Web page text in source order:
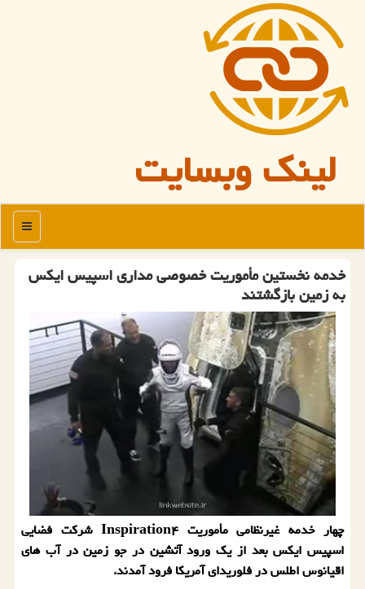
لینک وبسایت
منو
خدمه نخستین مأموریت خصوصی مداری اسپیس ایکس
به زمین بازگشتند
چهار خدمه غیرنظامی مأموریت Inspiration۴ شرکت فضایی
اسپیس ایکس بعد از یک ورود آتشین در جو زمین در آب های
اقیانوس اطلس در فلوریدای آمریکا فرود آمدند.